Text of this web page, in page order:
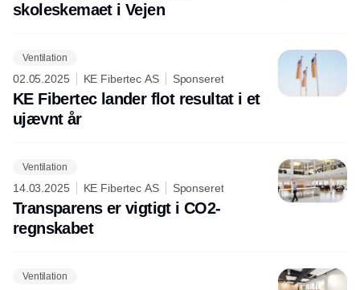
skoleskemaet i Vejen
Ventilation
02.05.2025 KE Fibertec AS Sponseret
KE Fibertec lander flot resultat i et
ujævnt år
Ventilation
14.03.2025 KE Fibertec AS Sponseret
Transparens er vigtigt i CO2-
regnskabet
Ventilation